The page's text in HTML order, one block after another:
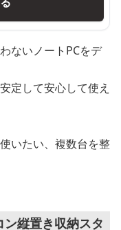
ないノートPCをデ
定して安心して使え
いたい、複数台を整
縦置き収納スタ